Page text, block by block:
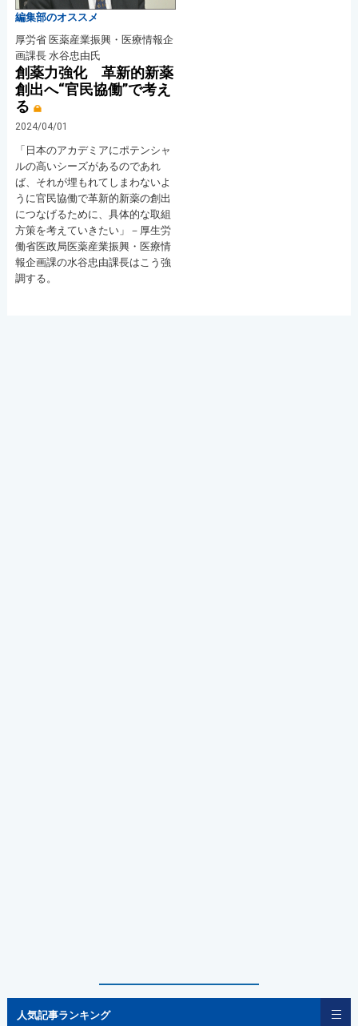
編集部のオススメ
厚労省 医薬産業振興・医療情報企
画課長 水谷忠由氏
創薬力強化 革新的新薬
創出へ“官民協働”で考え
る
2024/04/01
「日本のアカデミアにポテンシャ
ルの高いシーズがあるのであれ
ば、それが埋もれてしまわないよ
うに官民協働で革新的新薬の創出
につなげるために、具体的な取組
方策を考えていきたい」－厚生労
働省医政局医薬産業振興・医療情
報企画課の水谷忠由課長はこう強
調する。
人気記事ランキング